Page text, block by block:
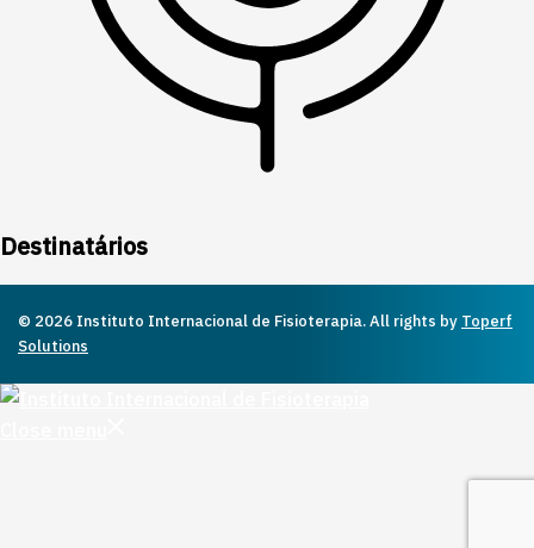
Destinatários
© 2026 Instituto Internacional de Fisioterapia. All rights by Toperf
Solutions